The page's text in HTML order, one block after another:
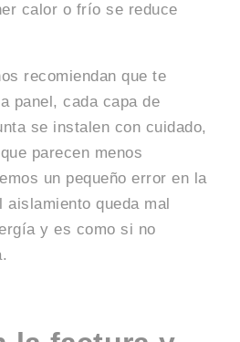
calor o frío se reduce
recomiendan que te
panel, cada capa de
se instalen con cuidado,
parecen menos
un pequeño error en la
queda mal
y es como si no